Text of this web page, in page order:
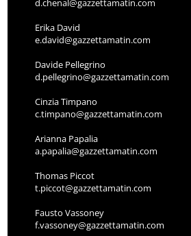
d.chenal@gazzettamatin.com
Erika David
e.david@gazzettamatin.com
Davide Pellegrino
d.pellegrino@gazzettamatin.com
Cinzia Timpano
c.timpano@gazzettamatin.com
Arianna Papalia
a.papalia@gazzettamatin.com
Thomas Piccot
t.piccot@gazzettamatin.com
Fausto Vassoney
f.vassoney@gazzettamatin.com